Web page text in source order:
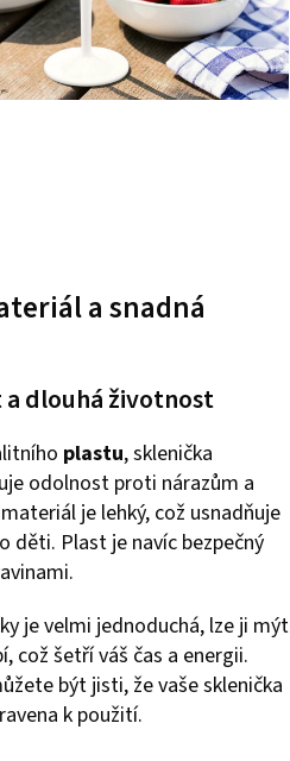
a snadná
a dlouhá životnost
plastu, sklenička
odolnost proti nárazům a
je lehký, což usnadňuje
děti. Plast je navíc bezpečný
je velmi jednoduchá, lze ji mýt
což šetří váš čas a energii.
být jisti, že vaše sklenička
k použití.